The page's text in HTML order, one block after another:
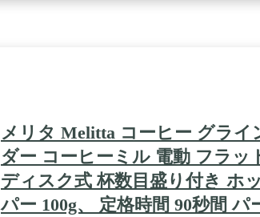
メリタ Melitta コーヒー グライ
ダー コーヒーミル 電動 フラッ
ディスク式 杯数目盛り付き ホッ
パー 100g、 定格時間 90秒間 パ